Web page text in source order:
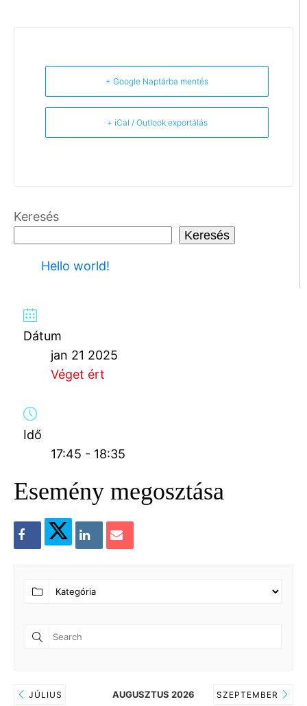
+ Google Naptárba mentés
+ iCal / Outlook exportálás
Keresés
Keresés
Hello world!
Dátum
jan 21 2025
Véget ért
Idő
17:45 - 18:35
Esemény megosztása
JÚLIUS AUGUSZTUS 2026 SZEPTEMBER